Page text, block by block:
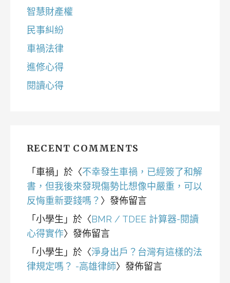
智慧財產權
民事糾紛
車禍法律
進修心得
閱讀心得
RECENT COMMENTS
「車禍 」於〈不幸發生車禍，已經簽了和解
書，但我後來發現傷勢比想像中嚴重，可以
反悔重新要錢嗎？ 〉發佈留言
「小學生 」於〈BMR / TDEE 計算器-閱讀
心得實作〉發佈留言
「小學生 」於〈淨身出戶？台灣有這樣的法
律規定嗎？ -高雄律師〉發佈留言